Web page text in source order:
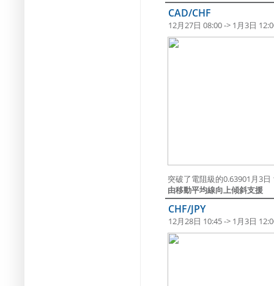
CAD/CHF
12月27日 08:00 -> 1月3日
突破了電阻級的0.63901月3日
由移動平均線向上傾斜支援
CHF/JPY
12月28日 10:45 -> 1月3日